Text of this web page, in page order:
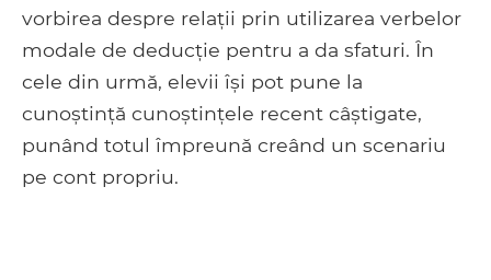
vorbirea despre relații prin utilizarea verbelor
modale de deducție pentru a da sfaturi. În
cele din urmă, elevii își pot pune la
cunoștință cunoștințele recent câștigate,
punând totul împreună creând un scenariu
pe cont propriu.